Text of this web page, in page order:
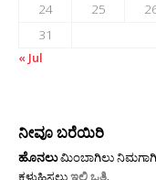
24
25
31
« Jul
ನೀವೂ ಬರೆಯಿರಿ
ಹೊನಲುಮಿಂಬಾಗಿಲು ನಿಮಗಾಗಿ
ಕಳುಹಿಸಲುಇಲ್ಲಿ ಒತ್ತಿ.